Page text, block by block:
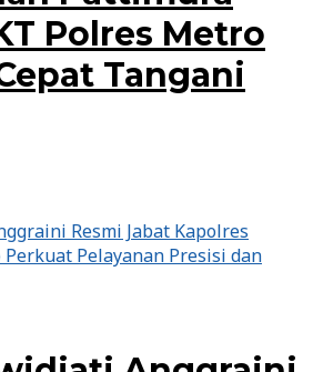
Polres Metro
Tangani